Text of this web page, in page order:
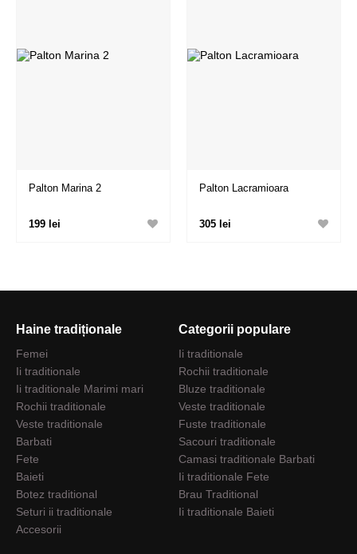
Palton Marina 2
199 lei
Palton Lacramioara
305 lei
Haine tradiționale
Femei
Ii traditionale
Ii traditionale Marimi mari
Rochii traditionale
Veste traditionale
Barbati
Fete
Baieti
Botez traditional
Seturi ii traditionale
Accesorii
Categorii populare
Ii traditionale
Rochii traditionale
Bluze traditionale
Veste traditionale
Fuste traditionale
Sacouri traditionale
Camasi traditionale Barbati
Ii traditionale Fete
Brau Traditional
Ii traditionale Baieti